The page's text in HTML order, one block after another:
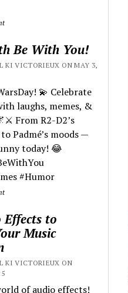
Be With You!
KI VICTORIEUX ON MAY 3,
💫 Celebrate
laughs, memes, &
From R2-D2’s
Padmé’s moods —
today! 😂
#Humor
Effects to
Music
KI VICTORIEUX ON
of audio effects!